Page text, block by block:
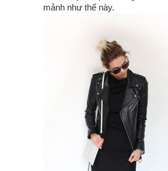
mảnh như thế này.